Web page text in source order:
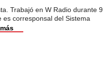
Trabajó en W Radio durante 9
es corresponsal del Sistema